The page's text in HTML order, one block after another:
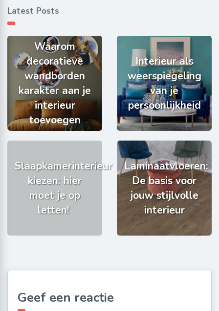
Latest Posts
Waarom
decoratieve
wandborden
karakter aan je
interieur
toevoegen
Interieur als
weerspiegeling
van je
persoonlijkheid
Slaapkamerinterieur
kiezen: hier
moet je op
letten!
Laminaatvloeren:
De basis voor
jouw stijlvolle
interieur
Geef een reactie